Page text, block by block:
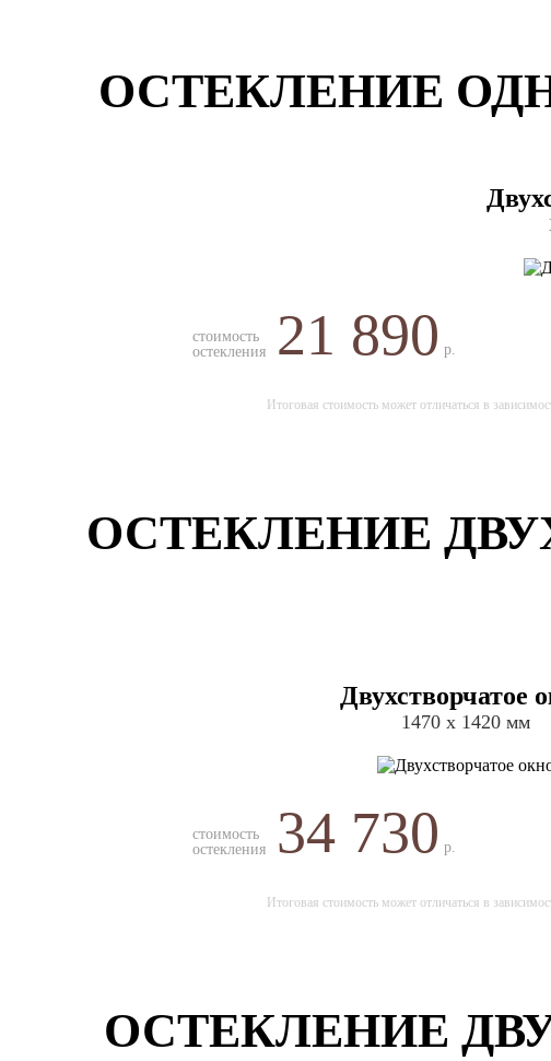
ОСТЕКЛЕНИЕ
стоимость
остекления
21 890 р.
Итоговая стоимость может отличаться в
ОСТЕКЛЕНИЕ
Двухстворчатое
1470 х 1420 мм
стоимость
остекления
34 730 р.
Итоговая стоимость может отличаться в
ОСТЕКЛЕНИЕ